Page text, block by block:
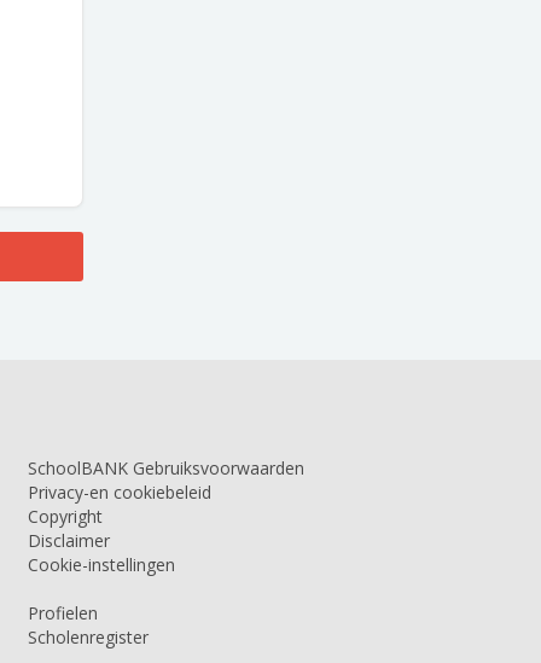
SchoolBANK Gebruiksvoorwaarden
Privacy-en cookiebeleid
Copyright
Disclaimer
Cookie-instellingen
Profielen
Scholenregister